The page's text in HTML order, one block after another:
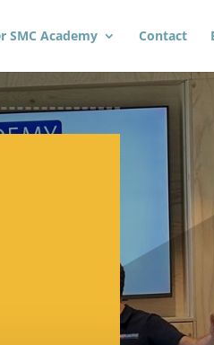
SMC Academy Contact